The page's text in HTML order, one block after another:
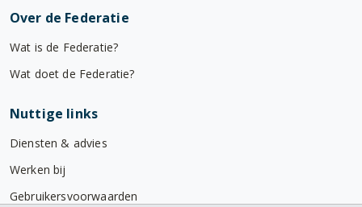
Over de Federatie
Wat is de Federatie?
Wat doet de Federatie?
Nuttige links
Diensten & advies
Werken bij
Gebruikersvoorwaarden